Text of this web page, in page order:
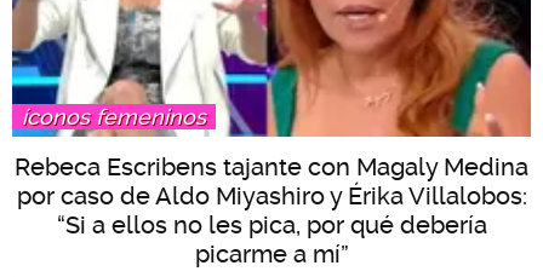
íconos femeninos
Rebeca Escribens tajante con Magaly Medina
por caso de Aldo Miyashiro y Érika Villalobos:
“Si a ellos no les pica, por qué debería
picarme a mí”